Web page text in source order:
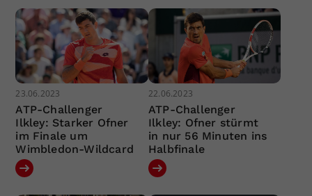
23.06.2023
ATP-Challenger
Ilkley: Starker Ofner
im Finale um
Wimbledon-Wildcard
22.06.2023
ATP-Challenger
Ilkley: Ofner stürmt
in nur 56 Minuten ins
Halbfinale